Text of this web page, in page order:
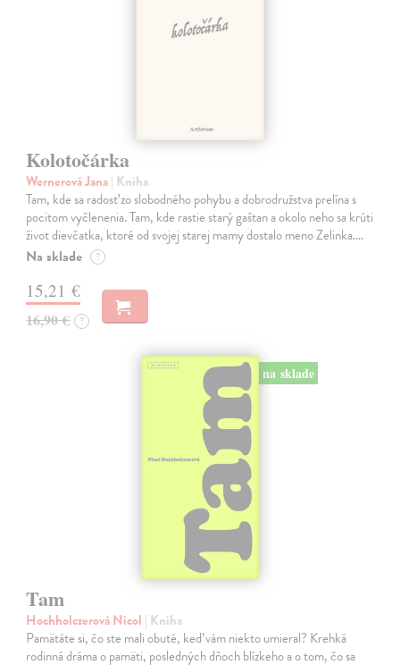
Kolotočárka
Wernerová Jana| Kniha
Tam, kde sa radosť zo slobodného pohybu a dobrodružstva prelína s
pocitom vyčlenenia. Tam, kde rastie starý gaštan a okolo neho sa krúti
život dievčatka, ktoré od svojej starej mamy dostalo meno Zelinka.…
Na sklade ?
15,21 €
16,90 € ?
na sklade
Tam
Hochholczerová Nicol | Kniha
Pamätáte si, čo ste mali obuté, keď vám niekto umieral? Krehká
rodinná dráma o pamäti, posledných dňoch blízkeho a o tom, čo sa